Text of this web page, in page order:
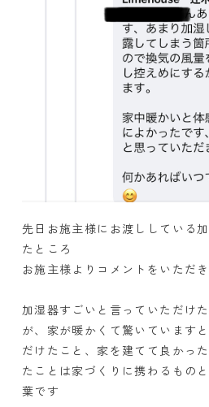
先日お施主様にお渡ししている
たところ
お施主様よりコメントをいただ
加湿器すごいと言っていただけ
が、家が暖かくて驚いています
だけたこと、家を建てて良かっ
たことは家づくりに携わるもの
葉です